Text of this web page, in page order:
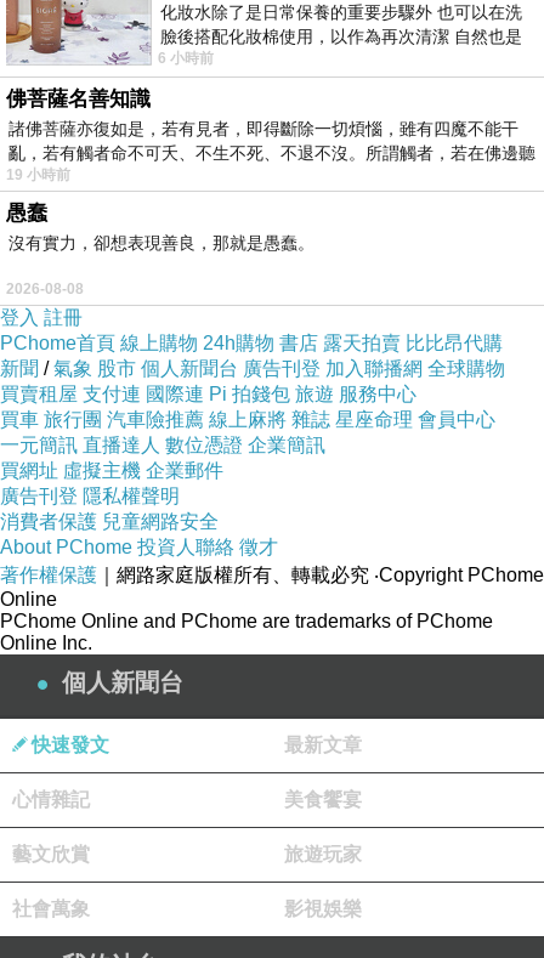
化妝水除了是日常保養的重要步驟外 也可以在洗
臉後搭配化妝棉使用，以作為再次清潔 自然也是
我的保養必備品項 不過，我對於化妝
6 小時前
佛菩薩名善知識
諸佛菩薩亦復如是，若有見者，即得斷除一切煩惱，雖有四魔不能干
亂，若有觸者命不可夭、不生不死、不退不沒。所謂觸者，若在佛邊聽
受
19 小時前
愚蠢
沒有實力，卻想表現善良，那就是愚蠢。
2026-08-08
登入 註冊
PChome首頁 線上購物 24h購物 書店 露天拍賣 比比昂代購
新聞 /氣象 股市 個人新聞台 廣告刊登 加入聯播網 全球購物
買賣租屋 支付連 國際連 Pi 拍錢包 旅遊 服務中心
買車 旅行團 汽車險推薦 線上麻將 雜誌 星座命理 會員中心
一元簡訊 直播達人 數位憑證 企業簡訊
買網址 虛擬主機 企業郵件
廣告刊登 隱私權聲明
消費者保護 兒童網路安全
About PChome 投資人聯絡 徵才
著作權保護 ｜網路家庭版權所有、轉載必究 ‧Copyright PChome
Online
PChome Online and PChome are trademarks of PChome
Online Inc.
個人新聞台
快速發文 最新文章
心情雜記 美食饗宴
藝文欣賞 旅遊玩家
社會萬象 影視娛樂